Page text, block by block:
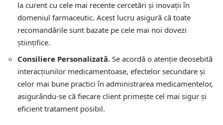
la curent cu cele mai recente cercetări și inovații în
domeniul farmaceutic. Acest lucru asigură că toate
recomandările sunt bazate pe cele mai noi dovezi
științifice.
Consiliere Personalizată. Se acordă o atenție deosebită
interacțiunilor medicamentoase, efectelor secundare și
celor mai bune practici în administrarea medicamentelor,
asigurându-se că fiecare client primește cel mai sigur și
eficient tratament posibil.